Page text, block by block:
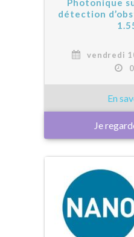
Photonique
détection
vendredi
Je